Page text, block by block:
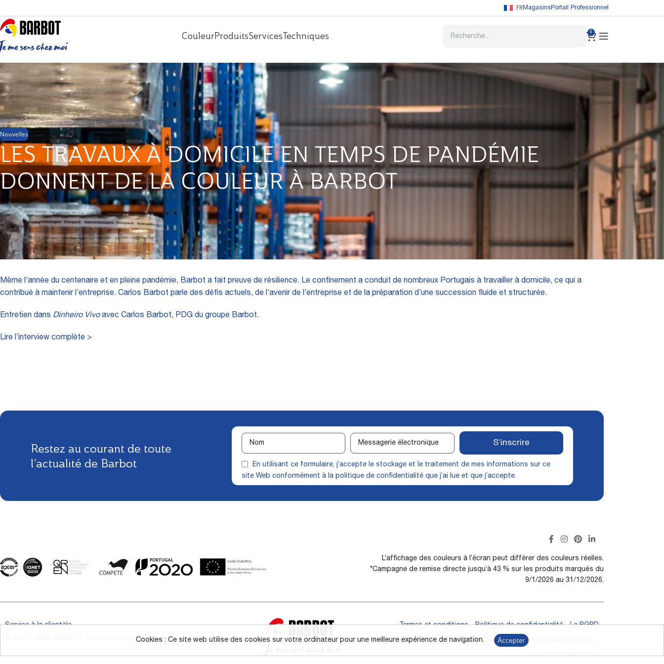
Cookies : Ce site web utilise des cookies sur votre ordinateur pour une meilleure expérience de navigation. Accepter
FRMagasinsPortail Professionnel
CouleurProduitsServicesTechniques 0
Nouvelles
LES TRAVAUX À DOMICILE EN TEMPS DE PANDÉMIE
DONNENT DE LA COULEUR À BARBOT
Même l’année du centenaire et en pleine pandémie, Barbot a fait preuve de résilience. Le confinement a conduit de nombreux Portugais à travailler à domicile, ce qui a
contribué à maintenir l’entreprise. Carlos Barbot parle des défis actuels, de l’avenir de l’entreprise et de la préparation d’une succession fluide et structurée.
Entretien dans Dinheiro Vivoavec Carlos Barbot, PDG du groupe Barbot.
Lire l’interview complète >
Restez au courant de toute
l’actualité de Barbot
En utilisant ce formulaire, j’accepte le stockage et le traitement de mes informations sur ce
site Web conformément à la politique de confidentialité que j’ai lue et que j’accepte.
S’inscrire
L’affichage des couleurs à l’écran peut différer des couleurs réelles.
*Campagne de remise directe jusqu’à 43 % sur les produits marqués du
9/1/2026 au 31/12/2026.
Service à la clientèle
© 2024 – 2026 BARBOT. Tous droits réservés.
Termes et conditions Politique de confidentialité Le RGPD
Canal de Dénonciation Modes alternatifs de résolution des litiges
Livro de Reclamações